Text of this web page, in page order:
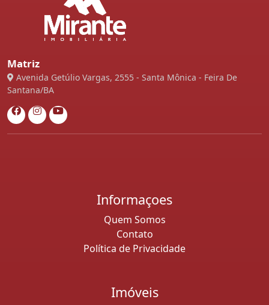
Matriz
Avenida Getúlio Vargas, 2555 - Santa Mônica - Feira De
Santana/BA
Informaçoes
Quem Somos
Contato
Política de Privacidade
Imóveis